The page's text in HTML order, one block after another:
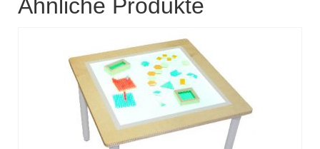
Ähnliche Produkte